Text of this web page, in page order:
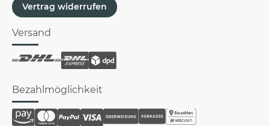
Vertrag widerrufen
Versand
Bezahlmöglichkeit